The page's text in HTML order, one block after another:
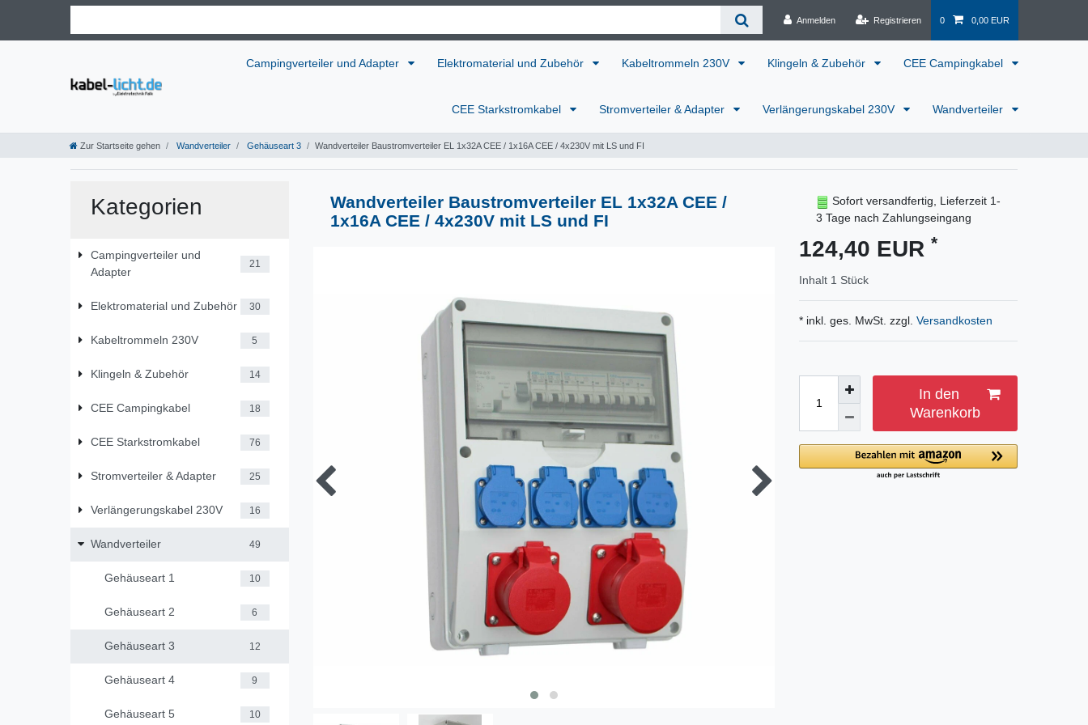
Anmelden Registrieren 0 0,00 EUR
Campingverteiler und Adapter Elektromaterial und Zubehör Kabeltrommeln 230V Klingeln & Zubehör CEE Campingkabel
CEE Starkstromkabel Stromverteiler & Adapter Verlängerungskabel 230V Wandverteiler
Zur Startseite gehen Wandverteiler Gehäuseart 3 Wandverteiler Baustromverteiler EL 1x32A CEE / 1x16A CEE / 4x230V mit LS und FI
Kategorien
Campingverteiler und
Adapter
21
Elektromaterial und Zubehör 30
Kabeltrommeln 230V 5
Klingeln & Zubehör 14
CEE Campingkabel 18
CEE Starkstromkabel 76
Stromverteiler & Adapter 25
Verlängerungskabel 230V 16
Wandverteiler 49
Gehäuseart 1 10
Gehäuseart 2 6
Gehäuseart 3 12
Gehäuseart 4 9
Gehäuseart 5 10
Wandverteiler Baustromverteiler EL 1x32A CEE /
1x16A CEE / 4x230V mit LS und FI
Sofort versandfertig, Lieferzeit 1-
3 Tage nach Zahlungseingang
124,40 EUR *
Inhalt 1 Stück
* inkl. ges. MwSt. zzgl. Versandkosten
In den
Warenkorb